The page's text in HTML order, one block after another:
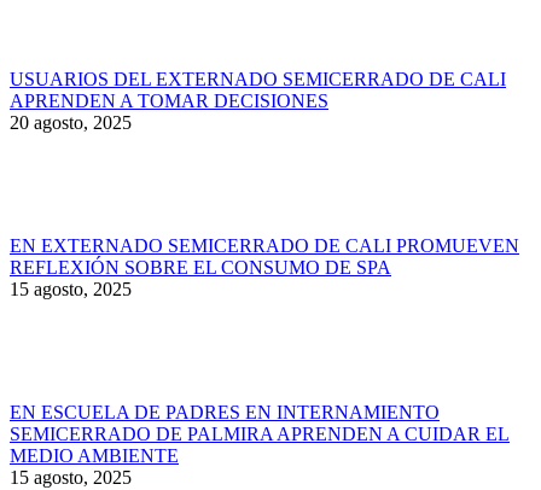
USUARIOS DEL EXTERNADO SEMICERRADO DE CALI
APRENDEN A TOMAR DECISIONES
20 agosto, 2025
EN EXTERNADO SEMICERRADO DE CALI PROMUEVEN
REFLEXIÓN SOBRE EL CONSUMO DE SPA
15 agosto, 2025
EN ESCUELA DE PADRES EN INTERNAMIENTO
SEMICERRADO DE PALMIRA APRENDEN A CUIDAR EL
MEDIO AMBIENTE
15 agosto, 2025